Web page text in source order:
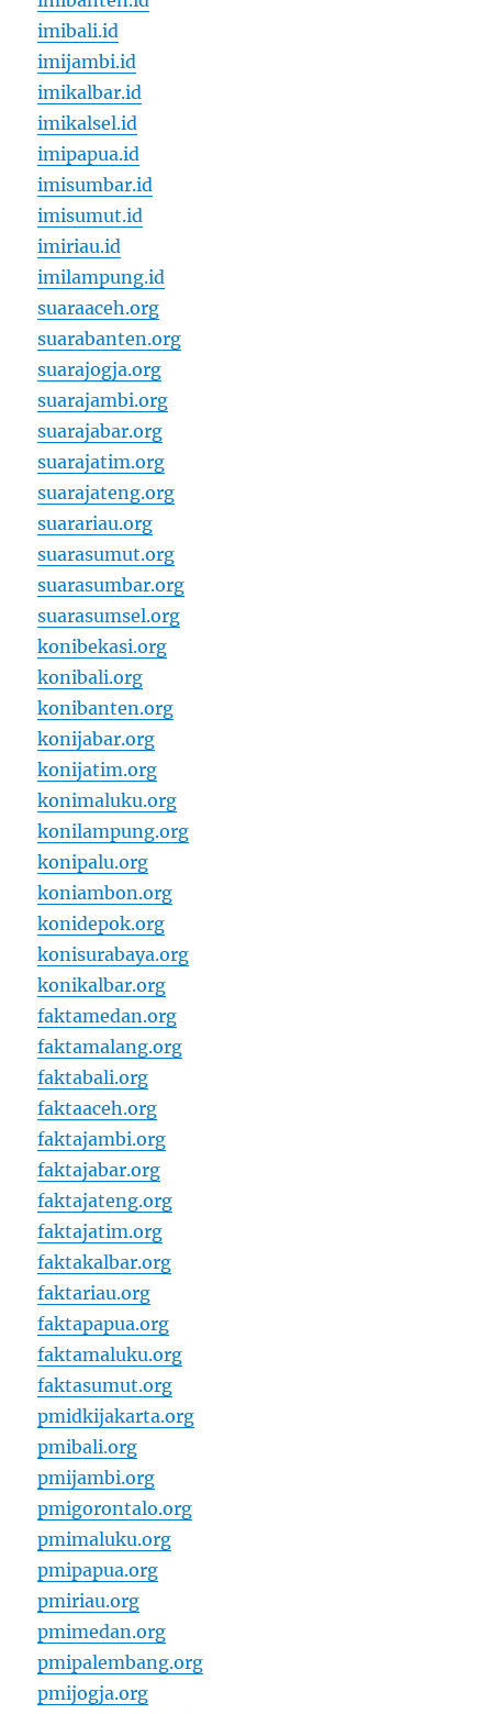
imibali.id
imijambi.id
imikalbar.id
imikalsel.id
imipapua.id
imisumbar.id
imisumut.id
imiriau.id
imilampung.id
suaraaceh.org
suarabanten.org
suarajogja.org
suarajambi.org
suarajabar.org
suarajatim.org
suarajateng.org
suarariau.org
suarasumut.org
suarasumbar.org
suarasumsel.org
konibekasi.org
konibali.org
konibanten.org
konijabar.org
konijatim.org
konimaluku.org
konilampung.org
konipalu.org
koniambon.org
konidepok.org
konisurabaya.org
konikalbar.org
faktamedan.org
faktamalang.org
faktabali.org
faktaaceh.org
faktajambi.org
faktajabar.org
faktajateng.org
faktajatim.org
faktakalbar.org
faktariau.org
faktapapua.org
faktamaluku.org
faktasumut.org
pmidkijakarta.org
pmibali.org
pmijambi.org
pmigorontalo.org
pmimaluku.org
pmipapua.org
pmiriau.org
pmimedan.org
pmipalembang.org
pmijogja.org